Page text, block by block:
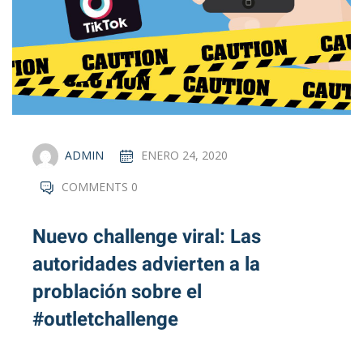
ADMIN ENERO 24, 2020
COMMENTS 0
Nuevo challenge viral: Las
autoridades advierten a la
problación sobre el
#outletchallenge